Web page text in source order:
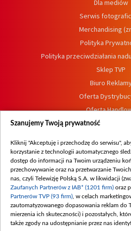
Dla mediów
Serwis
Merchandising
Polityka
Polityka przeciwdziałania
Sklep TVP
Biuro
Oferta
Oferta
Dostępność
Procedura zgłoszeń
Szanujemy Twoją prywatność
Kliknij "Akceptuję i przechodzę do serwisu",
korzystanie z technologii automatycznego
dostęp do informacji na Twoim urządzeniu
przechowywanie oraz na przetwarzanie
nas, czyli Telewizję Polską S.A. w likwidacji
Zaufanych Partnerów z IAB* (1201 firm) oraz
Partnerów TVP (93 firm) , w celach
zautomatyzowanego dopasowania reklam do
mierzenia ich skuteczności) i pozostałych,
także zgody na udostępnianie przez nas